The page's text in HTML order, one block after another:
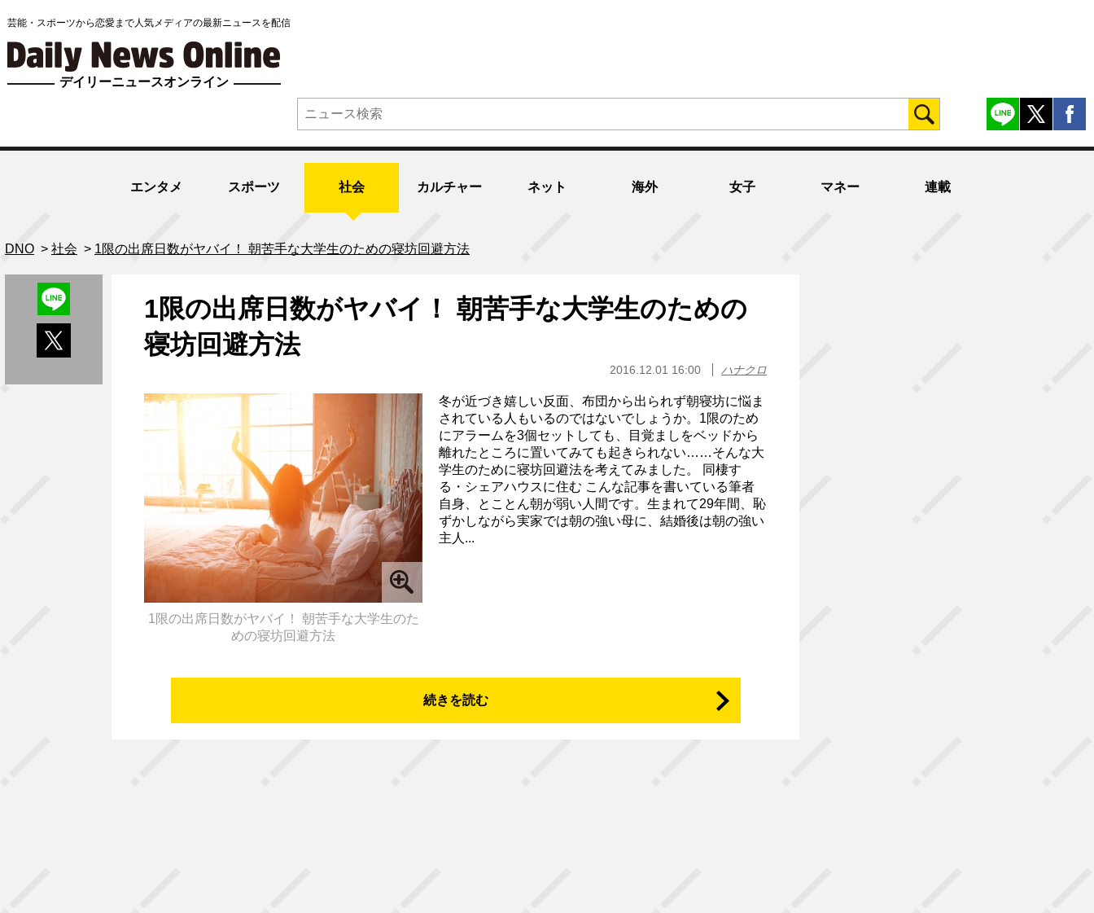
芸能・スポーツから恋愛まで人気メディアの最新ニュースを配信
デイリーニュースオンライン
エンタメ スポーツ 社会 カルチャー ネット 海外 女子 マネー 連載
DNO > 社会 > 1限の出席日数がヤバイ！ 朝苦手な大学生のための寝坊回避方法
1限の出席日数がヤバイ！ 朝苦手な大学生のための
寝坊回避方法
2016.12.01 16:00 ハナクロ
1限の出席日数がヤバイ！ 朝苦手な大学生のた
めの寝坊回避方法
冬が近づき嬉しい反面、布団から出られず朝寝坊に悩ま
されている人もいるのではないでしょうか。1限のため
にアラームを3個セットしても、目覚ましをベッドから
離れたところに置いてみても起きられない……そんな大
学生のために寝坊回避法を考えてみました。 同棲す
る・シェアハウスに住む こんな記事を書いている筆者
自身、とことん朝が弱い人間です。生まれて29年間、恥
ずかしながら実家では朝の強い母に、結婚後は朝の強い
主人...
続きを読む